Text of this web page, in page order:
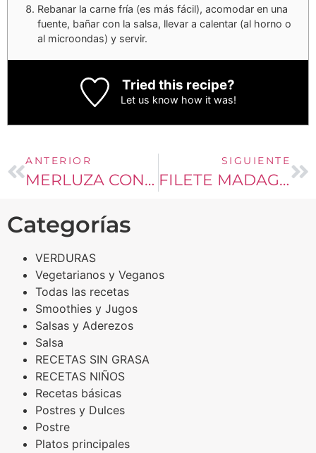
Rebanar la carne fría (es más fácil), acomodar en una
fuente, bañar con la salsa, llevar a calentar (al horno o
al microondas) y servir.
Tried this recipe?
Let us know how it was!
ANTERIOR
MERLUZA CON CREMA ÁCIDA, ALCAPARRAS Y MOSTAZA
SIGUIENTE
FILETE MADAGASCAR
Categorías
VERDURAS
Vegetarianos y Veganos
Todas las recetas
Smoothies y Jugos
Salsas y Aderezos
Salsa
RECETAS SIN GRASA
RECETAS NIÑOS
Recetas básicas
Postres y Dulces
Postre
Platos principales